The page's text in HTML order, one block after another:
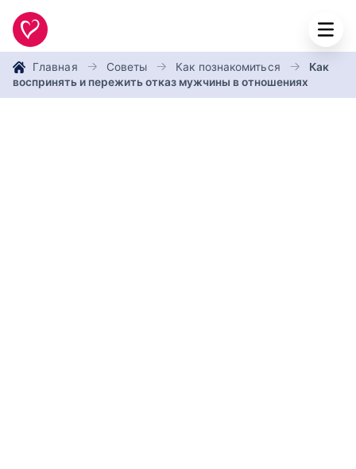
Главная Советы Как познакомиться
Как
воспринять и пережить отказ мужчины в отношениях